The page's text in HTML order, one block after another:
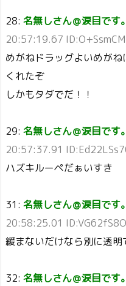
28: 名無しさん＠涙目です
20:57:19.67
めがねドラッグよいめが
くれたぞ
しかもタダでだ！！
29: 名無しさん＠涙目です
20:57:37.91
ハズキルーペだぁいすき
31: 名無しさん＠涙目です
20:58:25.01
緩まないだけなら別に透
32: 名無しさん＠涙目です